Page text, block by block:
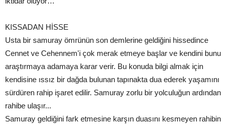
KISSADAN HİSSE
Usta bir samuray ömrünün son demlerine geldiğini hissedince
Cennet ve Cehennem'i çok merak etmeye başlar ve kendini bunu
araştırmaya adamaya karar verir. Bu konuda bilgi almak için
kendisine ıssız bir dağda bulunan tapınakta dua ederek yaşamını
sürdüren rahip işaret edilir. Samuray zorlu bir yolculuğun ardından
rahibe ulaşır...
Samuray geldiğini fark etmesine karşın duasını kesmeyen rahibin